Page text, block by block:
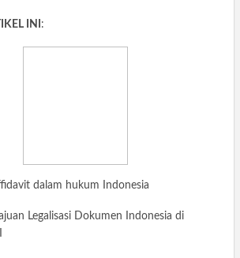
INI :
dalam hukum Indonesia
Legalisasi Dokumen Indonesia di